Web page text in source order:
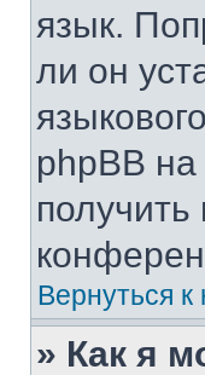
язык.
ли он
phpBB
Вернуться к
» Как я